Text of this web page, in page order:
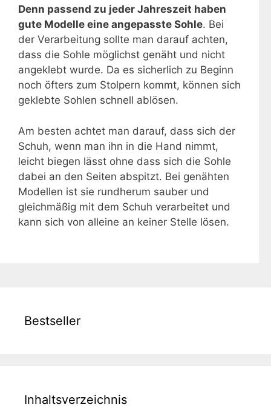
Denn passend zu jeder Jahreszeit haben
gute Modelle eine angepasste Sohle. Bei
der Verarbeitung sollte man darauf achten,
dass die Sohle möglichst genäht und nicht
angeklebt wurde. Da es sicherlich zu Beginn
noch öfters zum Stolpern kommt, können sich
geklebte Sohlen schnell ablösen.
Am besten achtet man darauf, dass sich der
Schuh, wenn man ihn in die Hand nimmt,
leicht biegen lässt ohne dass sich die Sohle
dabei an den Seiten abspitzt. Bei genähten
Modellen ist sie rundherum sauber und
gleichmäßig mit dem Schuh verarbeitet und
kann sich von alleine an keiner Stelle lösen.
Bestseller
Inhaltsverzeichnis